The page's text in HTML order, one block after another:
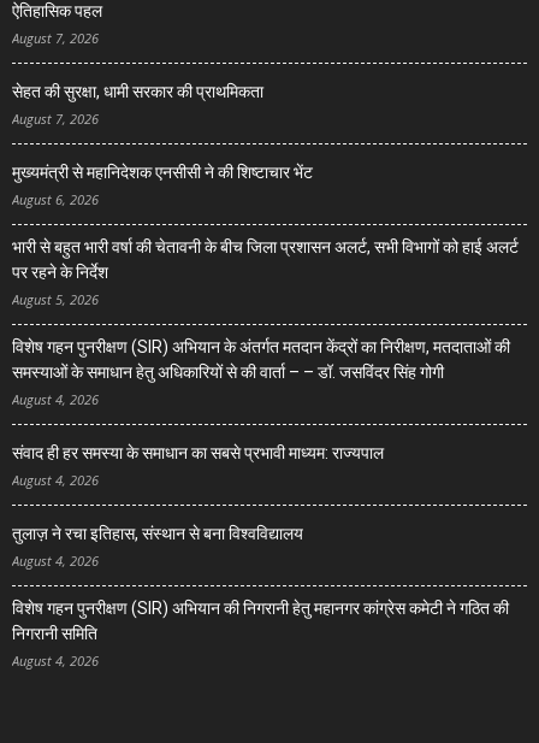
ऐतिहासिक पहल
August 7, 2026
सेहत की सुरक्षा, धामी सरकार की प्राथमिकता
August 7, 2026
मुख्यमंत्री से महानिदेशक एनसीसी ने की शिष्टाचार भेंट
August 6, 2026
भारी से बहुत भारी वर्षा की चेतावनी के बीच जिला प्रशासन अलर्ट, सभी विभागों को हाई अलर्ट
पर रहने के निर्देश
August 5, 2026
विशेष गहन पुनरीक्षण (SIR) अभियान के अंतर्गत मतदान केंद्रों का निरीक्षण, मतदाताओं की
समस्याओं के समाधान हेतु अधिकारियों से की वार्ता – – डॉ. जसविंदर सिंह गोगी
August 4, 2026
संवाद ही हर समस्या के समाधान का सबसे प्रभावी माध्यम: राज्यपाल
August 4, 2026
तुलाज़ ने रचा इतिहास, संस्थान से बना विश्वविद्यालय
August 4, 2026
विशेष गहन पुनरीक्षण (SIR) अभियान की निगरानी हेतु महानगर कांग्रेस कमेटी ने गठित की
निगरानी समिति
August 4, 2026